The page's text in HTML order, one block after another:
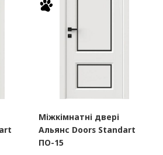
Міжкімнатні двері
Альянс Doors Standart
ПО-15